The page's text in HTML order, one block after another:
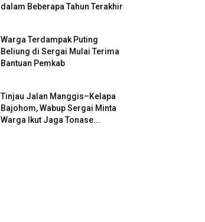
dalam Beberapa Tahun Terakhir
Warga Terdampak Puting
Beliung di Sergai Mulai Terima
Bantuan Pemkab
Tinjau Jalan Manggis–Kelapa
Bajohom, Wabup Sergai Minta
Warga Ikut Jaga Tonase...